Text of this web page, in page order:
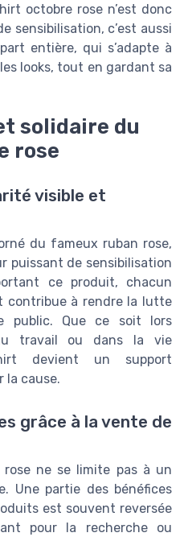
octobre rose n’est donc
sensibilisation, c’est aussi
entière, qui s’adapte à
looks, tout en gardant sa
solidaire du
rose
visible et
du fameux ruban rose,
puissant de sensibilisation
ce produit, chacun
contribue à rendre la lutte
public. Que ce soit lors
travail ou dans la vie
devient un support
la cause.
grâce à la vente de
rose ne se limite pas à un
Une partie des bénéfices
est souvent reversée
pour la recherche ou